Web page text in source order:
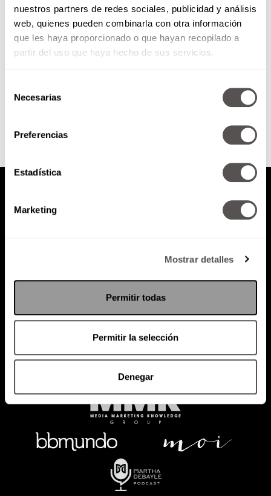
nuestros partners de redes sociales, publicidad y análisis
web, quienes pueden combinarla con otra información
que les haya proporcionado o que hayan recopilado a
partir del uso que haya hecho de sus servicios.
Necesarias
Preferencias
Estadística
Marketing
Mostrar detalles
Permitir todas
Permitir la selección
Denegar
Les decimos signo por signo
cómo les va a ir este año, qué
onda con el amor, el dinero, la...
Política de Privacidad
PODCAST RADIO MARTHA EVENTOS
SACA TU ID